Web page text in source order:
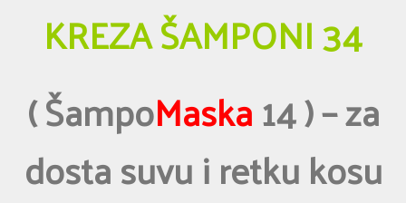
KREZA ŠAMPONI 34
( ŠampoMaska14 ) – za
dosta suvu i retku kosu